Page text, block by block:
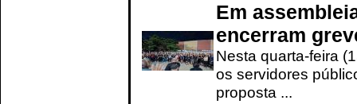
Em
encerram
Nesta quarta-feira
os servidores
proposta ...